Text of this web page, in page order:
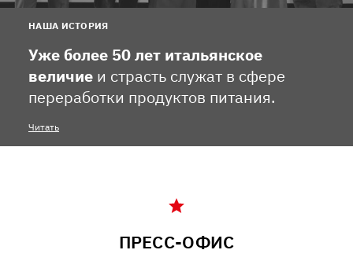
НАША ИСТОРИЯ
Уже более 50 лет итальянское
величие и страсть служат в сфере
переработки продуктов питания.
Читать
ПРЕСС-ОФИС